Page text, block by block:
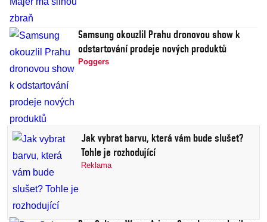
Samsung okouzlil Prahu dronovou show k
odstartování prodeje nových produktů
Poggers
Jak vybrat barvu, která vám bude slušet?
Tohle je rozhodující
Reklama